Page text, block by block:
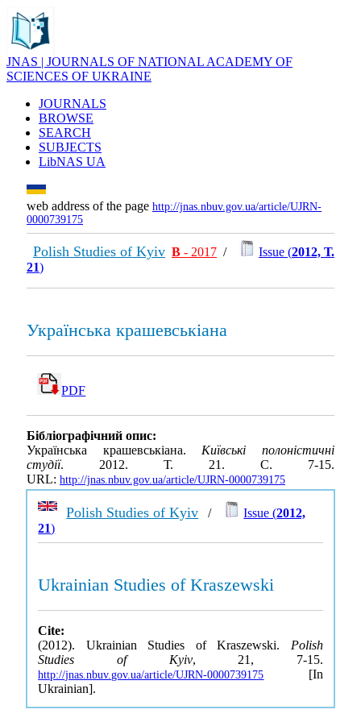
JNAS | JOURNALS OF NATIONAL ACADEMY OF
SCIENCES OF UKRAINE
JOURNALS
BROWSE
SEARCH
SUBJECTS
LibNAS UA
web address of the page http://jnas.nbuv.gov.ua/article/UJRN-
0000739175
Polish Studies of Kyiv В - 2017 / Issue (2012, Т.
21)
Українська крашевськіана
PDF
Бібліографічний опис:
Українська крашевськіана.Київські полоністичні
студії. 2012. Т. 21. С. 7-15.
URL: http://jnas.nbuv.gov.ua/article/UJRN-0000739175
Polish Studies of Kyiv / Issue (2012,
21)
Ukrainian Studies of Kraszewski
Cite:
(2012). Ukrainian Studies of Kraszewski. Polish
Studies of Kyiv, 21, 7-15.
http://jnas.nbuv.gov.ua/article/UJRN-0000739175 [In
Ukrainian].